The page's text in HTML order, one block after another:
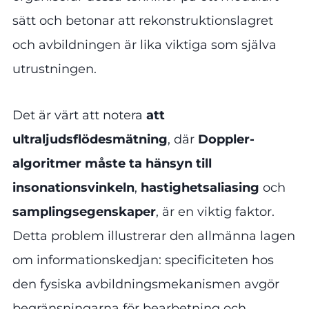
sätt och betonar att rekonstruktionslagret
och avbildningen är lika viktiga som själva
utrustningen.
Det är värt att notera att
ultraljudsflödesmätning, där Doppler-
algoritmer måste ta hänsyn till
insonationsvinkeln, hastighetsaliasing och
samplingsegenskaper, är en viktig faktor.
Detta problem illustrerar den allmänna lagen
om informationskedjan: specificiteten hos
den fysiska avbildningsmekanismen avgör